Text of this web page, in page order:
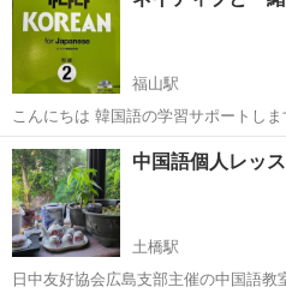
し...
福山駅
こんにちは 韓国語の学習サポートします！ 韓国生まれ韓国育ちで
2017年から福山市に住んでいます。 韓国語はもちろん韓国の文化・音
楽など、個人レッスンならではの自由
広島 福山市 福山駅
中国語個人レッ
土橋駅
日中友好協会広島支部主催の中国語